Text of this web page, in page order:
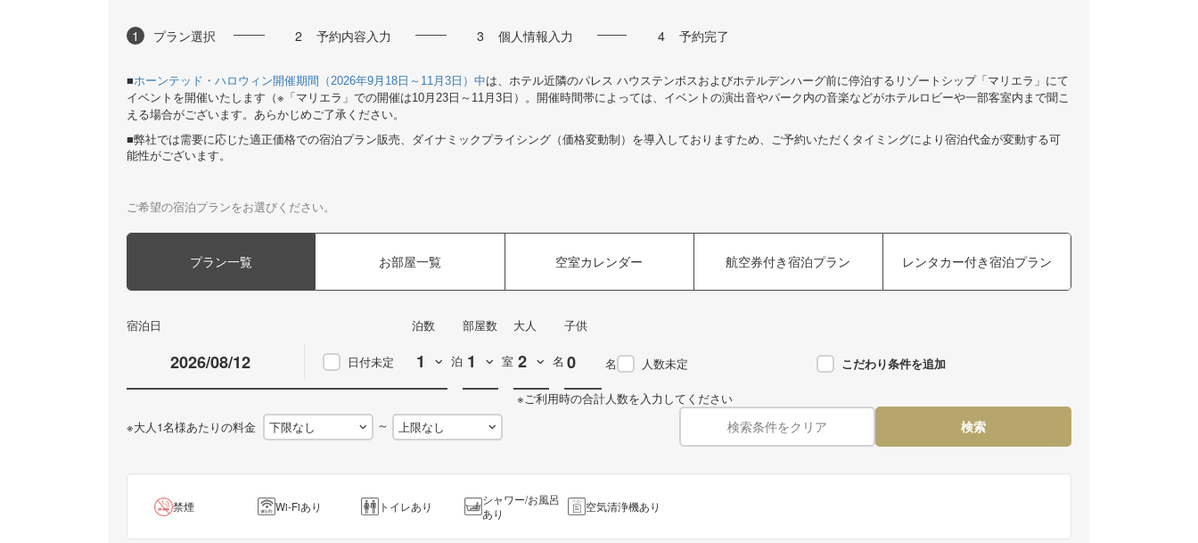
1 プラン選択 2 予約内容入力 3 個人情報入力 4 予約完了
■ホーンテッド・ハロウィン開催期間（ 2026年9月 18日～ 11 月 3日）中は、ホテル近隣のパレス ハウステンボスおよびホテルデンハーグ前に停泊するリゾートシップ「マリエラ」にて
イベントを開催いたします（※「マリエラ」での開催は10月 23日～ 11 月 3日）。開催時間帯によっては、イベントの演出音やパーク内の音楽などがホテルロビーや一部客室内まで聞こ
える場合がございます。あらかじめご了承ください。
■弊社では需要に応じた適正価格での宿泊プラン販売、ダイナミックプライシング（価格変動制）を導入しておりますため、ご予約いただくタイミングにより宿泊代金が変動する可
能性がございます。
ご希望の宿泊プランをお選びください。
プラン一覧 お部屋一覧 空室カレンダー 航空券付き宿泊プラン レンタカー付き宿泊プラン
宿泊日
日付未定
泊数
泊
部屋数
室
大人
名
子供
名 人数未定
※ご利用時の合計人数を入力してください
こだわり条件を追加
※大人1名様あたりの料金 ～ 検索条件をクリア 検索
禁煙 Wi-Fiあり トイレあり
シャワー/お風呂
あり
空気清浄機あり